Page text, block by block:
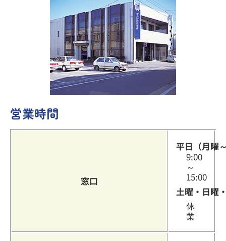
投資信託
その他のサービス
よくあるご質問
営業時間
窓口
平日（月曜
9:00
～
15:00
土曜・日曜
休
業